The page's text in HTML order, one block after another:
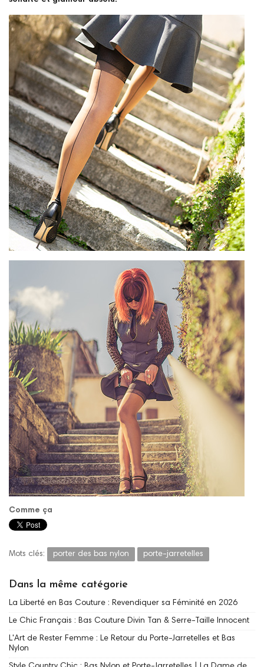
Comme ça
Mots clés: porter des bas nylon porte-jarretelles
Dans la même catégorie
La Liberté en Bas Couture : Revendiquer sa Féminité en 2026
Le Chic Français : Bas Couture Divin Tan & Serre-Taille Innocent
L'Art de Rester Femme : Le Retour du Porte-Jarretelles et Bas
Nylon